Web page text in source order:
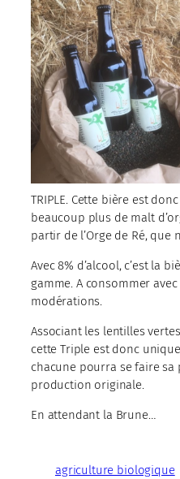
TRIPLE. Cette bière est
beaucoup plus de malt
partir de l’Orge de Ré,
Avec 8% d’alcool, c’est la
gamme. A consommer
modérations.
Associant les lentilles
cette Triple est donc
chacune pourra se faire
production originale.
En attendant la Brune…
agriculture biologique